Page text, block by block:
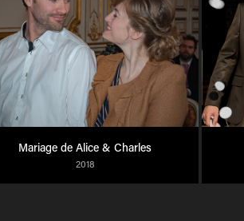
Mariage de Alice & Charles
2018